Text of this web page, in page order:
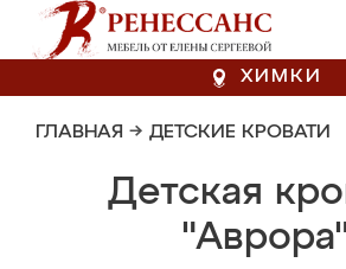
ХИМКИ
ГЛАВНАЯ → ДЕТСКИЕ КРОВАТИ
Детская